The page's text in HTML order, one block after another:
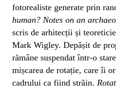
fotorealiste generate prin
human? Notes on an
scris de arhitecții și
Mark Wigley. Depășit de
rămâne suspendat într-o
mișcarea de rotație, care îi
cadrului ca fiind străin.